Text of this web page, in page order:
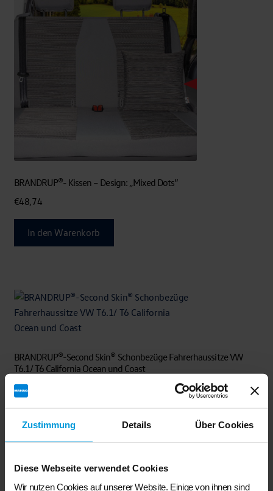
Zustimmung Details Über Cookies
Diese Webseite verwendet Cookies
Wir nutzen Cookies auf unserer Website. Einige von ihnen sind
BRANDRUP®- Kissen – Design: „Mixed Dots”
€48,74
In den Warenkorb
BRANDRUP®-Second Skin® Schonbezüge Fahrerhaussitze VW
T6.1/ T6 California Ocean und Coast
€398,00
Ähnliche Produkte